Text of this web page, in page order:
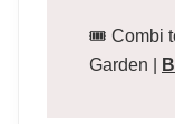
🎟️ Combi
Garden |